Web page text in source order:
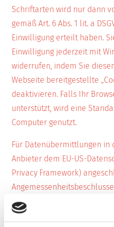
Schriftarten wird nur dann
gemäß Art. 6 Abs. 1 lit. a
Einwilligung erteilt haben.
Einwilligung jederzeit mit
widerrufen, indem Sie
Webseite bereitgestellte
deaktivieren. Falls Ihr
unterstützt, wird eine
Computer genutzt.
Für Datenübermittlungen in
Anbieter dem EU-US-
Privacy Framework)
Kommission die Einhaltung
Datenschutzniveaus